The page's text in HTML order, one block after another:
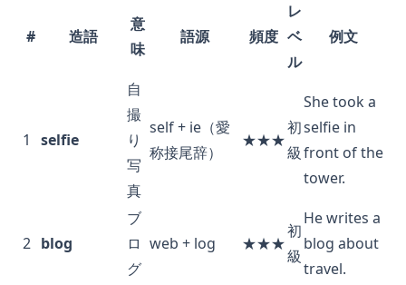
# 造語
意
味
語源 頻度
レ
ベ
ル
例文
1 selfie
自
撮
り
写
真
self + ie（愛
称接尾辞）
★★★
初
級
She took a
selfie in
front of the
tower.
2 blog
ブ
ロ
グ
web + log ★★★
初
級
He writes a
blog about
travel.